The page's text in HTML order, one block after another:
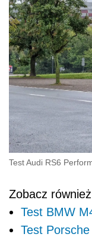
Test Audi RS6
Zobacz
Test BMW
Test